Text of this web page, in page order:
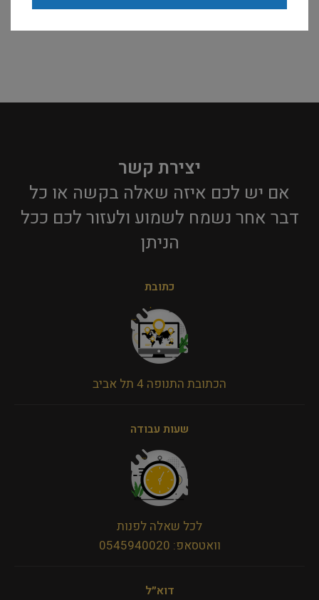
יצירת קשר
אם יש לכם איזה שאלה בקשה או כל
דבר אחר נשמח לשמוע ולעזור לכם ככל
הניתן​
כתובת
הכתובת התנופה 4 תל אביב
שעות עבודה
לכל שאלה לפנות
וואטסאפ: 0545940020
דוא״ל